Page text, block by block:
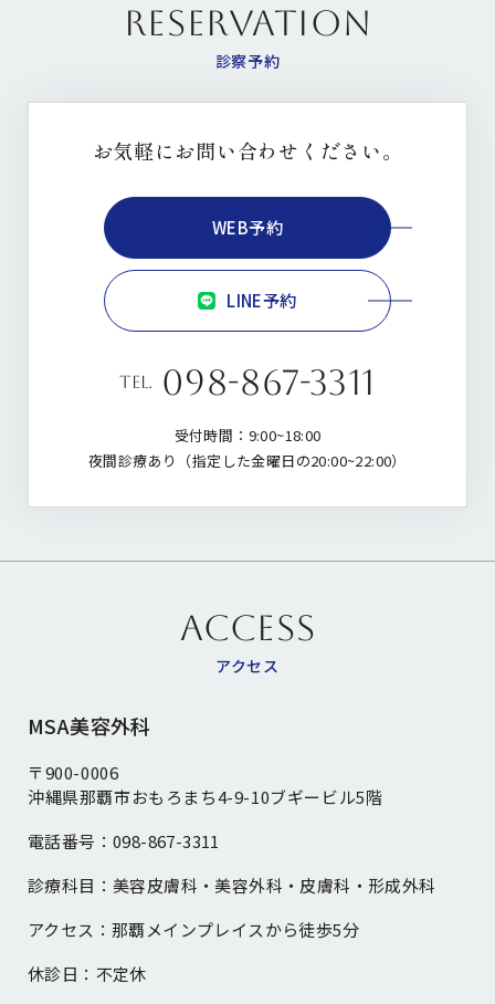
RESERVATION
診察予約
お気軽にお問い合わせください。
tel. 098-867-3311
受付時間：9:00~18:00
夜間診療あり（指定した金曜日の20:00~22:00）
WEB予約
LINE予約
ACCESS
アクセス
MSA美容外科
〒900-0006
沖縄県那覇市おもろまち4-9-10ブギービル5階
電話番号： 098-867-3311
診療科目： 美容皮膚科・美容外科・皮膚科・形成外科
アクセス： 那覇メインプレイスから徒歩5分
休診日： 不定休